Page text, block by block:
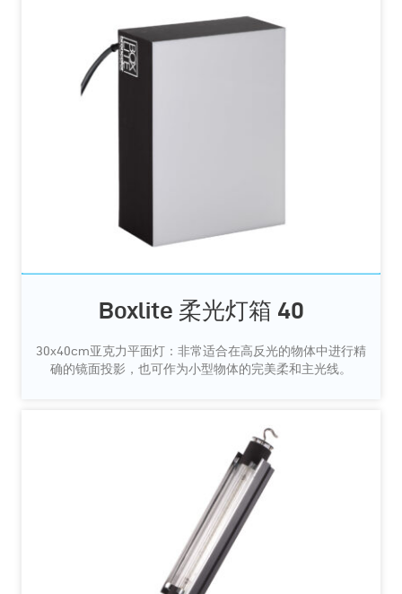
Boxlite 柔光灯箱 40
30x40cm亚克力平面灯：非常适合在高反光的物体中进行精
确的镜面投影，也可作为小型物体的完美柔和主光线。